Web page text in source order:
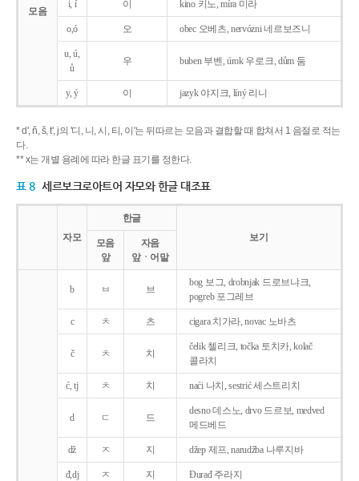
모음
i, í 이 kino 키노, míra 미라
o,ó 오 obec 오베츠, nervózni 네르보즈니
u, ú,
ů
우 buben 부벤, úrok 우로크, dům 둠
y, ý 이 jazyk야지크, líný 리니
* d', ň, š, t', j의 '디, 니, 시, 티, 이'는 뒤따르는 모음과 결합할 때 합쳐서 1 음절로 적는
다.
** x는 개별 용례에 따라 한글 표기를 정한다.
표 8 세르보크로아트어 자모와 한글 대조표
자모
한글
보기
모음
앞
자음
앞ㆍ어말
b ㅂ 브
bog 보그, drobnjak 드로브냐크,
pogreb 포그레브
c ㅊ 츠 cigara 치가라, novac 노바츠
č ㅊ 치
čelik 첼리크, točka 토치카, kolač
콜라치
ć, tj ㅊ 치 naći 나치, sestrić 세스트리치
d ㄷ 드
desno 데스노, drvo 드르보, medved
메드베드
dž ㅈ 지 džep 제프, narudžba 나루지바
đ,dj ㅈ 지 Ðurađ 주라지